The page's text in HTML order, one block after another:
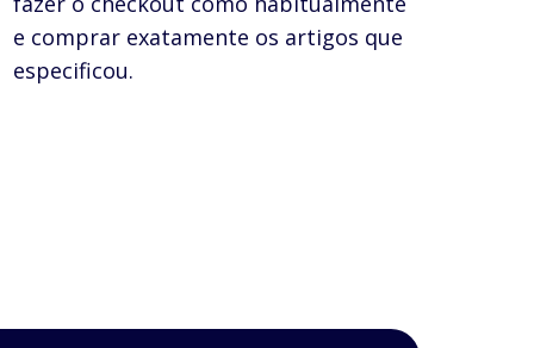
e comprar exatamente os artigos que
especificou.